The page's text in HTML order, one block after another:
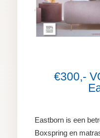
€300,-
Eastborn is een
Boxspring en